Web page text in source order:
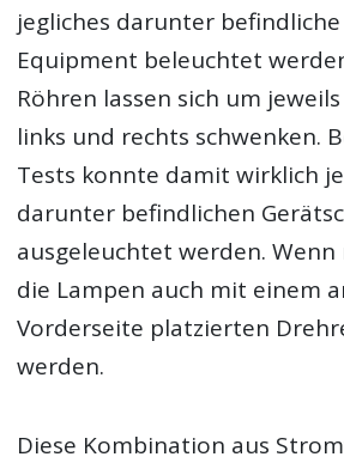
jegliches darunter befindliche
Equipment beleuchtet
Röhren lassen sich um
links und rechts schwenken.
Tests konnte damit wirklich
darunter befindlichen
ausgeleuchtet werden.
die Lampen auch mit einem
Vorderseite platzierten
werden.
Diese Kombination aus